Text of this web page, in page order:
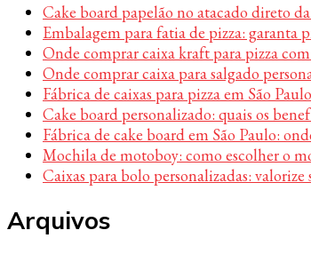
Cake board papelão no atacado direto
Embalagem para fatia de pizza: garanta
Onde comprar caixa kraft para pizza
Onde comprar caixa para salgado
Fábrica de caixas para pizza em São
Cake board personalizado: quais os
Fábrica de cake board em São Paulo:
Mochila de motoboy: como escolher o
Caixas para bolo personalizadas:
Arquivos